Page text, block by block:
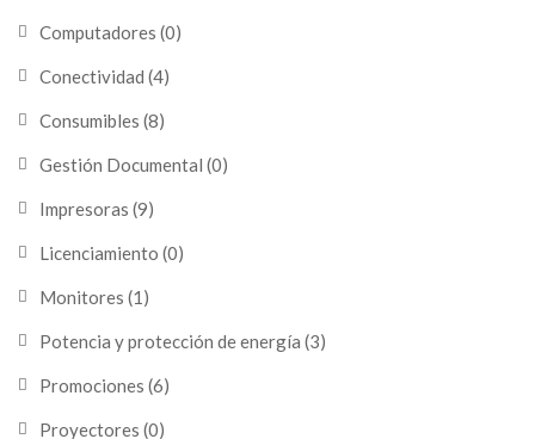
Computadores (0)
Conectividad (4)
Consumibles (8)
Gestión Documental (0)
Impresoras (9)
Licenciamiento (0)
Monitores (1)
Potencia y protección de energía (3)
Promociones (6)
Proyectores (0)